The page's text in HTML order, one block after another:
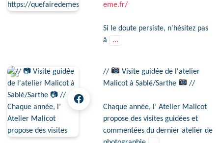
eme.fr/
Si le doute persiste, n'hésitez pas
à
...
//
Visite guidée de l'atelier
Malicot à Sablé/Sarthe
//
Chaque année, l’ Atelier Malicot
propose des visites guidées et
commentées du dernier atelier de